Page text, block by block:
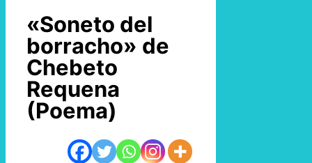
«Soneto del
borracho» de
Chebeto
Requena
(Poema)